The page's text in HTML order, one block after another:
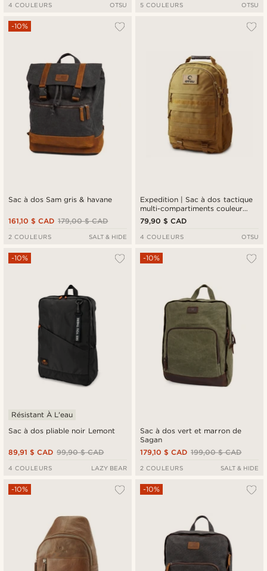
4 COULEURS OTSU 5 COULEURS OTSU
Sac à dos Sam gris & havane
-10%
179,00 $ CAD
161,10 $ CAD
2 COULEURS SALT & HIDE
Expedition | Sac à dos tactique
multi-compartiments couleur
havane avec panneau à patchs -
35 L
79,90 $ CAD
4 COULEURS OTSU
Sac à dos pliable noir Lemont
-10%
Résistant À L'eau
99,90 $ CAD
89,91 $ CAD
4 COULEURS LAZY BEAR
Sac à dos vert et marron de
Sagan
-10%
199,00 $ CAD
179,10 $ CAD
2 COULEURS SALT & HIDE
-10% -10%